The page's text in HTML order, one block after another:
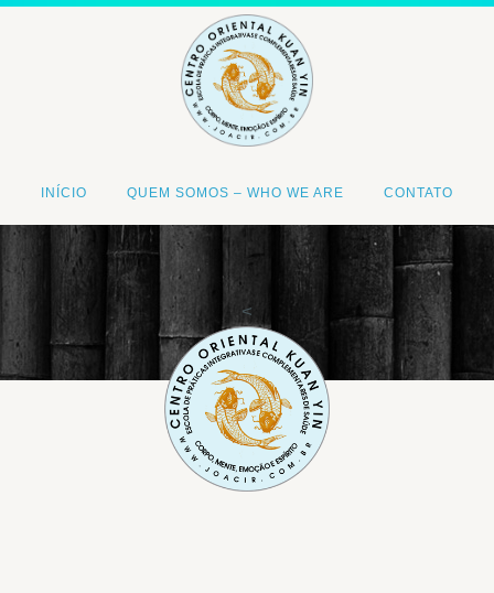
INÍCIO QUEM SOMOS – WHO WE ARE CONTATO
<